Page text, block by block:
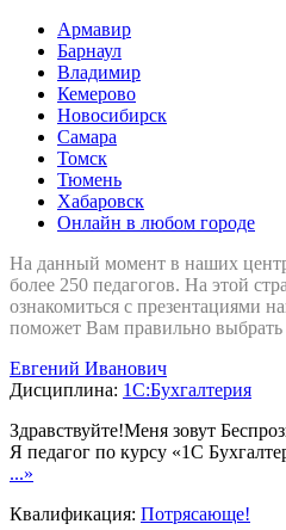
Армавир
Барнаул
Владимир
Кемерово
Новосибирск
Самара
Томск
Тюмень
Хабаровск
Онлайн в любом городе
На данный момент в наших
более 250 педагогов. На этой
ознакомиться с презентациями
поможет Вам правильно выбрать
Евгений Иванович
Дисциплина: 1С:Бухгалтерия
Здравствуйте!Меня зовут
Я педагог по курсу «1С
...»
Квалификация: Потрясающе!